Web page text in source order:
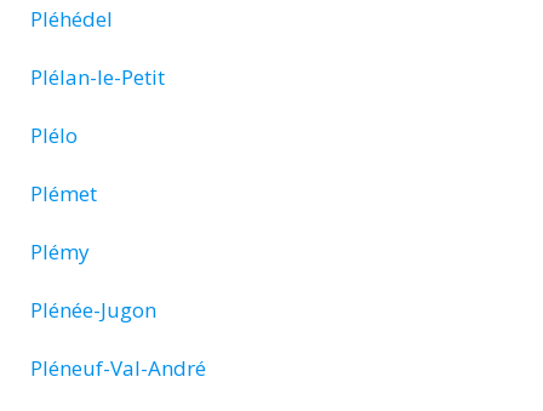
Pléhédel
Plélan-le-Petit
Plélo
Plémet
Plémy
Plénée-Jugon
Pléneuf-Val-André